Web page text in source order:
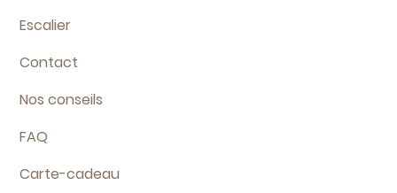
Escalier
Contact
Nos conseils
FAQ
Carte-cadeau